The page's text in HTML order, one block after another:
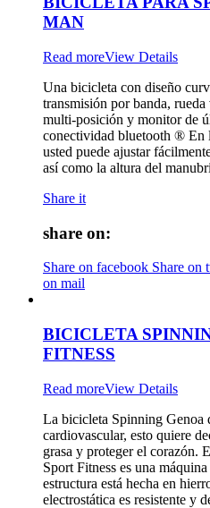
MAN
Read moreView Details
Una bicicleta con diseño
transmisión por banda,
multi-posición y monitor de
conectividad bluetooth ®
usted puede ajustar
así como la altura del
Share it
share on:
Share on facebook Share on
on mail
BICICLETA
FITNESS
Read moreView Details
La bicicleta Spinning Genoa
cardiovascular, esto quiere
grasa y proteger el corazón.
Sport Fitness es una
estructura está hecha en
electrostática es resistente y